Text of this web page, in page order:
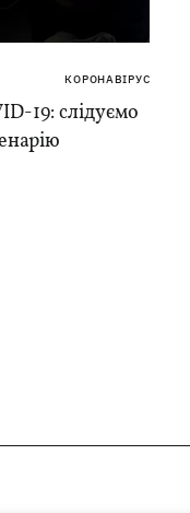
КОРОНАВІРУС
19: слідуємо